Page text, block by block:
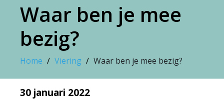
Waar ben je mee
bezig?
Home Viering Waar ben je mee bezig?
30 januari 2022